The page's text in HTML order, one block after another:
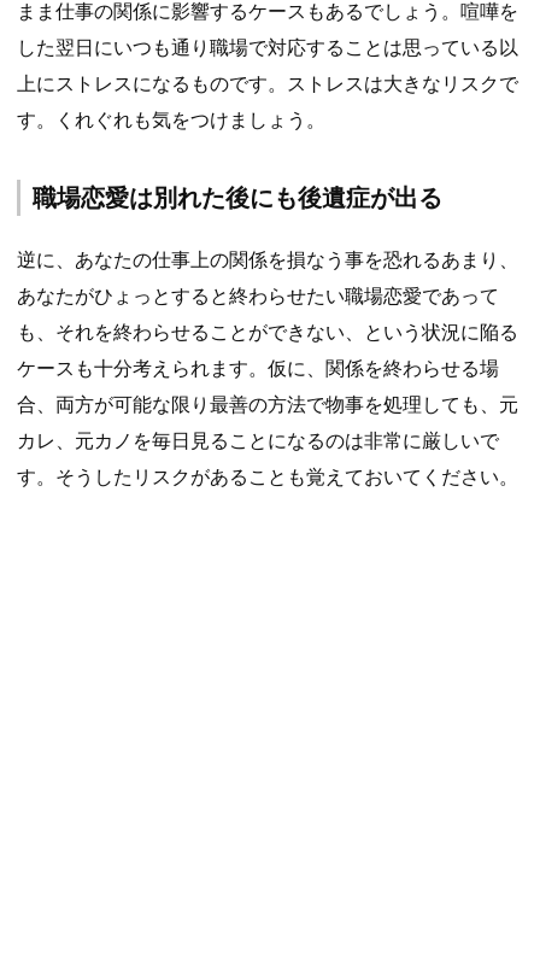
まま仕事の関係に影響するケースもあるでしょう。喧嘩を
した翌日にいつも通り職場で対応することは思っている以
上にストレスになるものです。ストレスは大きなリスクで
す。くれぐれも気をつけましょう。
職場恋愛は別れた後にも後遺症が出る
逆に、あなたの仕事上の関係を損なう事を恐れるあまり、
あなたがひょっとすると終わらせたい職場恋愛であって
も、それを終わらせることができない、という状況に陥る
ケースも十分考えられます。仮に、関係を終わらせる場
合、両方が可能な限り最善の方法で物事を処理しても、元
カレ、元カノを毎日見ることになるのは非常に厳しいで
す。そうしたリスクがあることも覚えておいてください。